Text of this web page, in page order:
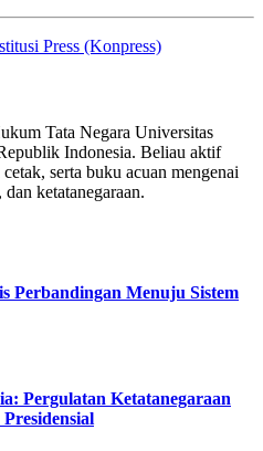
Press (Konpress)
Tata Negara Universitas
Indonesia. Beliau aktif
serta buku acuan mengenai
ketatanegaraan.
Perbandingan Menuju Sistem
Pergulatan Ketatanegaraan